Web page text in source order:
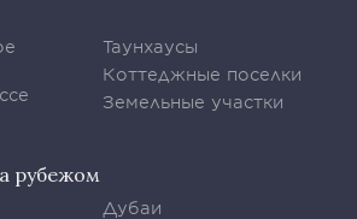
Таунхаусы
Коттеджные поселки
Земельные участки
рубежом
Дубаи